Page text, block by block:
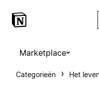
Marketplace
Categorieën Het